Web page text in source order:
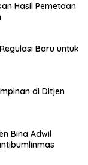
Hasil Pemetaan
Baru untuk
di Ditjen
Bina Adwil